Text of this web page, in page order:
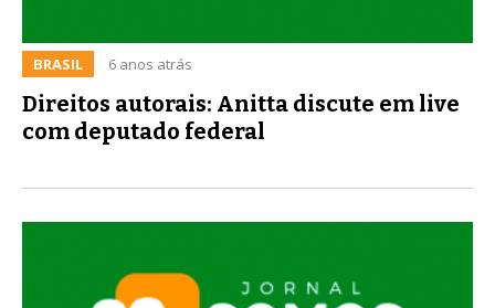
BRASIL 6 anos atrás
Direitos autorais: Anitta discute em live
com deputado federal